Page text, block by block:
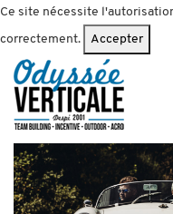
Ce site nécessite
correctement.
Accepter